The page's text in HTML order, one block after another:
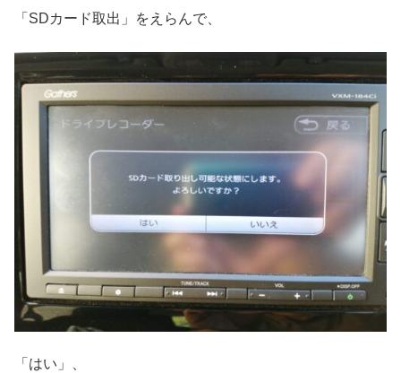
「SDカード取出」をえらんで、
「はい」、